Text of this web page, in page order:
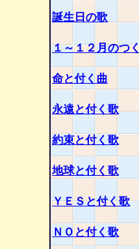
誕生日の歌
１～１２月のつ
命と付く曲
永遠と付く歌
約束と付く歌
地球と付く歌
ＹＥＳと付く歌
ＮＯと付く歌